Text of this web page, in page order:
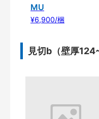
MU
¥6,900/梱
見切b（壁厚